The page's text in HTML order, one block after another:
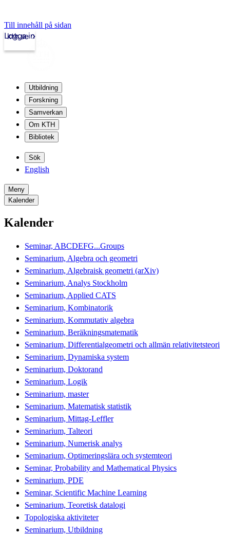
Till innehåll på sidan
kth.se
Logga in
Utbildning
Forskning
Samverkan
Om KTH
Bibliotek
Sök
English
Meny
Kalender
Kalender
Seminar, ABCDEFG...Groups
Seminarium, Algebra och geometri
Seminarium, Algebraisk geometri (arXiv)
Seminarium, Analys Stockholm
Seminarium, Applied CATS
Seminarium, Kombinatorik
Seminarium, Kommutativ algebra
Seminarium, Beräkningsmatematik
Seminarium, Differentialgeometri och allmän relativitetsteori
Seminarium, Dynamiska system
Seminarium, Doktorand
Seminarium, Logik
Seminarium, master
Seminarium, Matematisk statistik
Seminarium, Mittag-Leffler
Seminarium, Talteori
Seminarium, Numerisk analys
Seminarium, Optimeringslära och systemteori
Seminar, Probability and Mathematical Physics
Seminarium, PDE
Seminar, Scientific Machine Learning
Seminarium, Teoretisk datalogi
Topologiska aktiviteter
Seminarium, Utbildning